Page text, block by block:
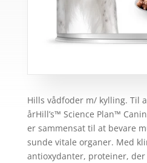
Hills vådfoder m/ kylling. Til
årHill’s™ Science Plan™
er sammensat til at bevare
sunde vitale organer. Med
antioxydanter, proteiner,